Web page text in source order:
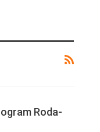
Roda-